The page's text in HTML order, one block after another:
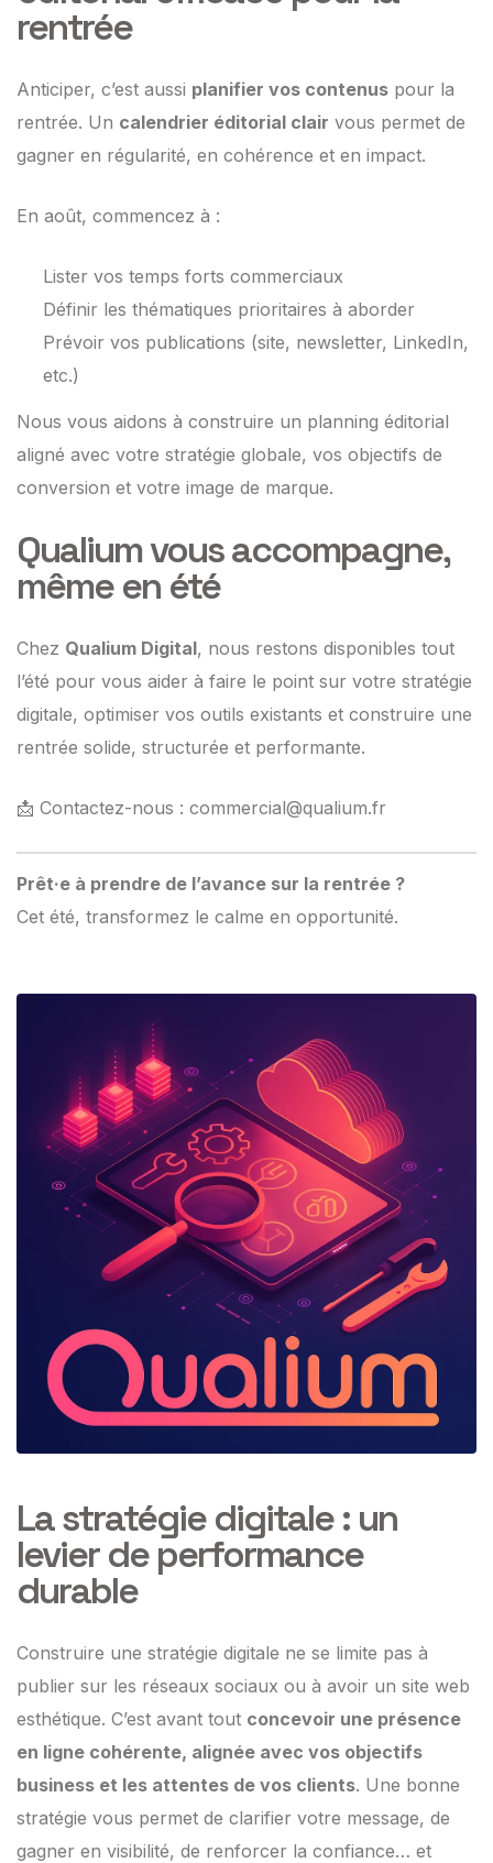
rentrée
Anticiper, c’est aussi planifier vos contenus pour la
rentrée. Un calendrier éditorial clair vous permet de
gagner en régularité, en cohérence et en impact.
En août, commencez à :
Lister vos temps forts commerciaux
Définir les thématiques prioritaires à aborder
Prévoir vos publications (site, newsletter, LinkedIn,
etc.)
Nous vous aidons à construire un planning éditorial
aligné avec votre stratégie globale, vos objectifs de
conversion et votre image de marque.
Qualium vous accompagne,
même en été
Chez Qualium Digital, nous restons disponibles tout
l’été pour vous aider à faire le point sur votre stratégie
digitale, optimiser vos outils existants et construire une
rentrée solide, structurée et performante.
📩 Contactez-nous : commercial@qualium.fr
Prêt·e à prendre de l’avance sur la rentrée ?
Cet été, transformez le calme en opportunité.
La stratégie digitale : un
levier de performance
durable
Construire une stratégie digitale ne se limite pas à
publier sur les réseaux sociaux ou à avoir un site web
esthétique. C’est avant tout concevoir une présence
en ligne cohérente, alignée avec vos objectifs
business et les attentes de vos clients. Une bonne
stratégie vous permet de clarifier votre message, de
gagner en visibilité, de renforcer la confiance… et